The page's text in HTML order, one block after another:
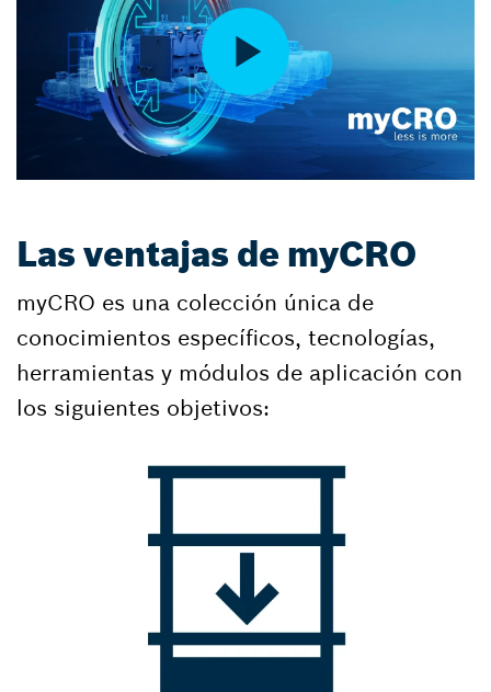
Las ventajas de myCRO
myCRO es una colección única de
conocimientos específicos, tecnologías,
herramientas y módulos de aplicación con
los siguientes objetivos: